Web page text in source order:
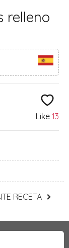
relleno
Like 13
RECETA